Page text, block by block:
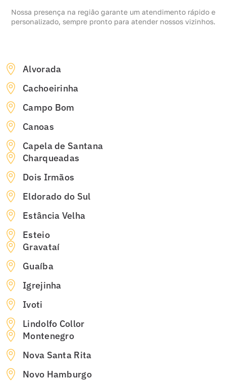
Nossa presença na região garante um atendimento rápido e
personalizado, sempre pronto para atender nossos vizinhos.
Alvorada
Cachoeirinha
Campo Bom
Canoas
Capela de Santana
Charqueadas
Dois Irmãos
Eldorado do Sul
Estância Velha
Esteio
Gravataí
Guaíba
Igrejinha
Ivoti
Lindolfo Collor
Montenegro
Nova Santa Rita
Novo Hamburgo